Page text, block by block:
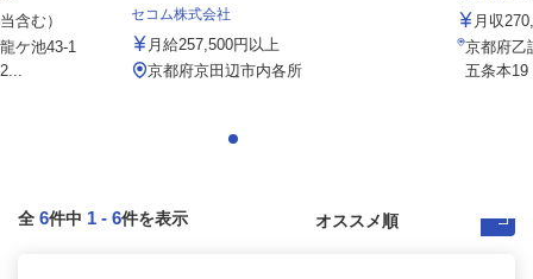
含む）
ケ池43-1
セコム株式会社
月給257,500円以上
京都府京田辺市内各所
月収
京都府乙
五条本
全 6件中 1 - 6件を表示